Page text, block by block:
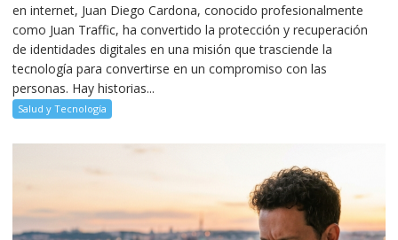
en internet, Juan Diego Cardona, conocido profesionalmente
como Juan Traffic, ha convertido la protección y recuperación
de identidades digitales en una misión que trasciende la
tecnología para convertirse en un compromiso con las
personas. Hay historias...
Salud y Tecnología